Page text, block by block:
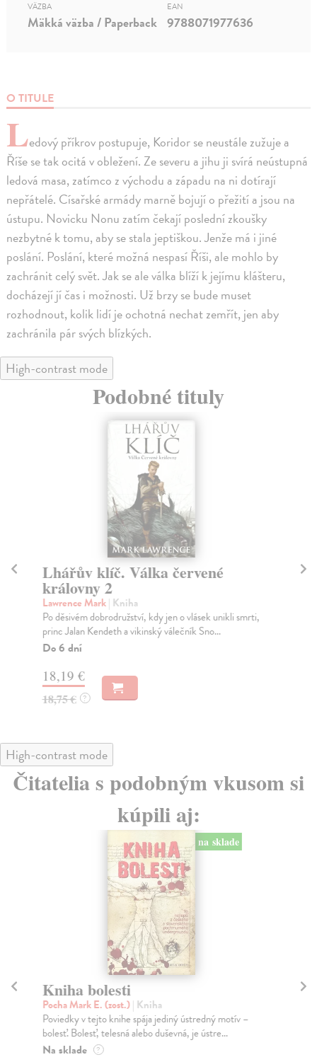
O TITULE
Ledový příkrov postupuje, Koridor se neustále zužuje a
Říše se tak ocitá v obležení. Ze severu a jihu ji svírá neústupná
ledová masa, zatímco z východu a západu na ni dotírají
nepřátelé. Císařské armády marně bojují o přežití a jsou na
ústupu. Novicku Nonu zatím čekají poslední zkoušky
nezbytné k tomu, aby se stala jeptiškou. Jenže má i jiné
poslání. Poslání, které možná nespasí Říši, ale mohlo by
zachránit celý svět. Jak se ale válka blíží k jejímu klášteru,
docházejí jí čas i možnosti. Už brzy se bude muset
rozhodnout, kolik lidí je ochotná nechat zemřít, jen aby
zachránila pár svých blízkých.
VÄZBA
Mäkká väzba / Paperback
EAN
9788071977636
High-contrast mode
Podobné tituly
Lhářův klíč. Válka červené
královny 2
Lawrence Mark| Kniha
Po děsivém dobrodružství, kdy jen o vlásek unikli smrti,
princ Jalan Kendeth a vikinský válečník Sno...
Do 6 dní
18,19 €
18,75 € ?
High-contrast mode
Čitatelia s podobným vkusom si
kúpili aj:
na sklade
Kniha bolesti
Pocha Mark E. (zost.)| Kniha
Poviedky v tejto knihe spája jediný ústredný motív –
bolesť. Bolesť, telesná alebo duševná, je ústre...
Na sklade ?